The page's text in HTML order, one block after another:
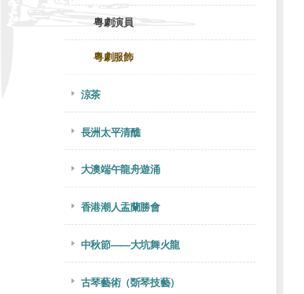
粵劇演員
粵劇服飾
涼茶
長洲太平清醮
大澳端午龍舟遊涌
香港潮人盂蘭勝會
中秋節——大坑舞火龍
古琴藝術（斲琴技藝）